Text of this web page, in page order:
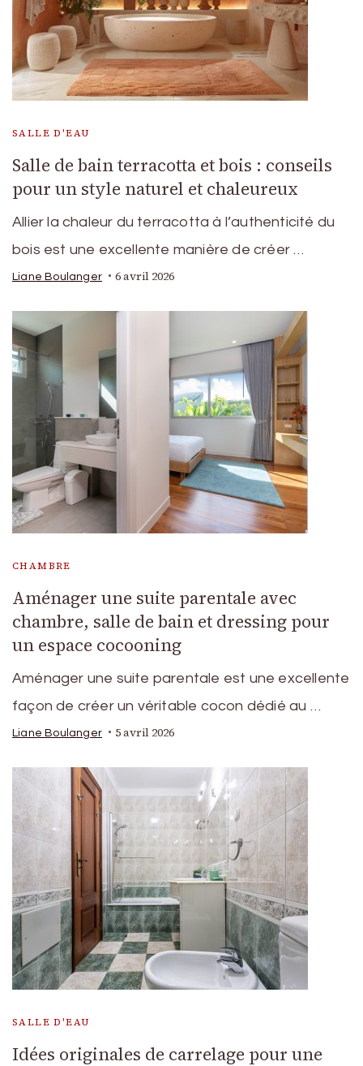
SALLE D'EAU
Salle de bain terracotta et bois : conseils
pour un style naturel et chaleureux
Allier la chaleur du terracotta à l’authenticité du
bois est une excellente manière de créer …
Liane Boulanger 6 avril 2026
CHAMBRE
Aménager une suite parentale avec
chambre, salle de bain et dressing pour
un espace cocooning
Aménager une suite parentale est une excellente
façon de créer un véritable cocon dédié au …
Liane Boulanger 5 avril 2026
SALLE D'EAU
Idées originales de carrelage pour une